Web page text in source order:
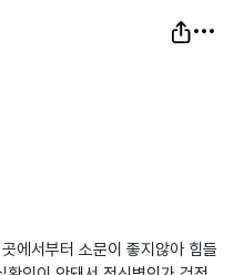
에서부터 소문이 좋지않아 힘들